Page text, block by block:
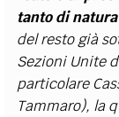
tanto di
del resto già
Sezioni Unite
particolare
Tammaro), la